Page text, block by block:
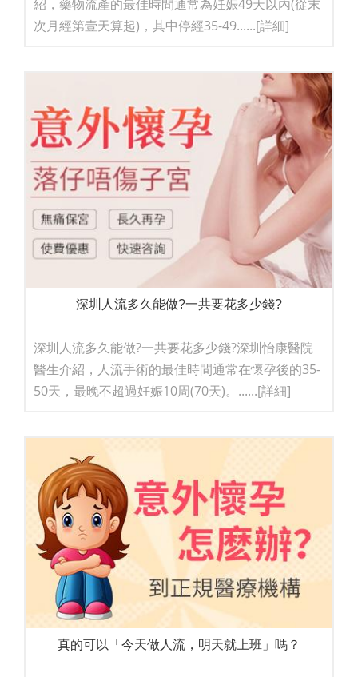
紹，藥物流產的最佳時間通常為妊娠49天以內(從末
次月經第壹天算起)，其中停經35-49......[詳細]
深圳人流多久能做?一共要花多少錢?
深圳人流多久能做?一共要花多少錢?深圳怡康醫院
醫生介紹，人流手術的最佳時間通常在懷孕後的35-
50天，最晚不超過妊娠10周(70天)。......[詳細]
真的可以「今天做人流，明天就上班」嗎？